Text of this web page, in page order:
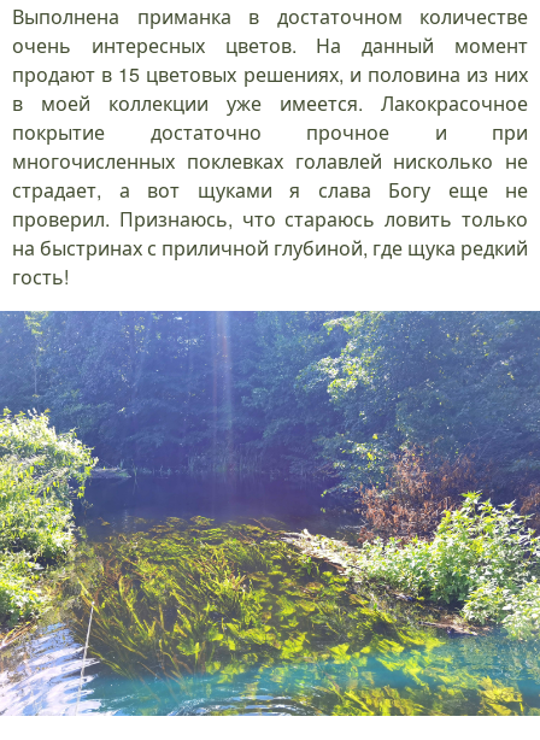
Выполнена приманка в достаточном количестве
очень интересных цветов. На данный момент
продают в 15 цветовых решениях, и половина из них
в моей коллекции уже имеется. Лакокрасочное
покрытие достаточно прочное и при
многочисленных поклевках голавлей нисколько не
страдает, а вот щуками я слава Богу еще не
проверил. Признаюсь, что стараюсь ловить только
на быстринах с приличной глубиной, где щука редкий
гость!